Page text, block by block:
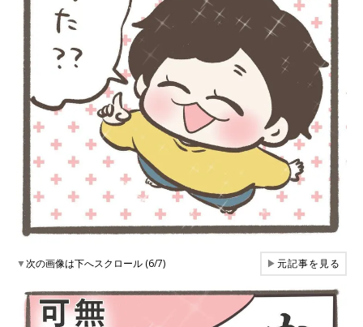
▼次の画像は下へスクロール (6/7) ▶元記事を見る